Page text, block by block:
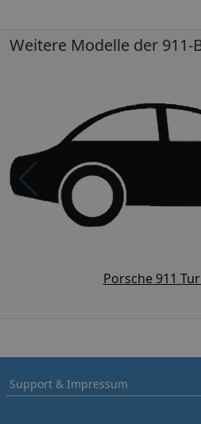
Weitere Modelle der 911-
Porsche 911
Support & Impressum